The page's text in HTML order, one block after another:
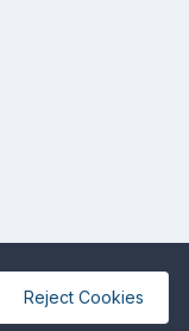
Reject Cookies